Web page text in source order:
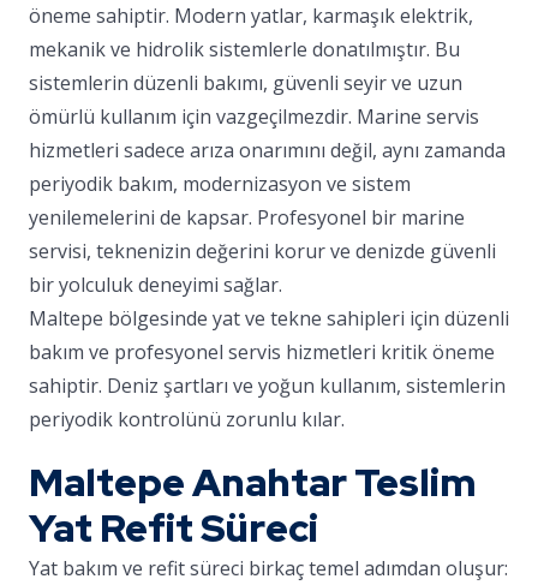
öneme sahiptir. Modern yatlar, karmaşık elektrik,
mekanik ve hidrolik sistemlerle donatılmıştır. Bu
sistemlerin düzenli bakımı, güvenli seyir ve uzun
ömürlü kullanım için vazgeçilmezdir. Marine servis
hizmetleri sadece arıza onarımını değil, aynı zamanda
periyodik bakım, modernizasyon ve sistem
yenilemelerini de kapsar. Profesyonel bir marine
servisi, teknenizin değerini korur ve denizde güvenli
bir yolculuk deneyimi sağlar.
Maltepe bölgesinde yat ve tekne sahipleri için düzenli
bakım ve profesyonel servis hizmetleri kritik öneme
sahiptir. Deniz şartları ve yoğun kullanım, sistemlerin
periyodik kontrolünü zorunlu kılar.
Maltepe Anahtar Teslim
Yat Refit Süreci
Yat bakım ve refit süreci birkaç temel adımdan oluşur: